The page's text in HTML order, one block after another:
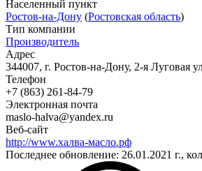
Населенный пункт
Ростов-на-Дону (Ростовская область)
Тип компании
Производитель
Адрес
344007, г. Ростов-на-Дону, 2-я Луговая
Телефон
+7 (863) 261-84-79
Электронная почта
maslo-halva@yandex.ru
Веб-сайт
http://www.халва-масло.рф
Последнее обновление: 26.01.2021 г.,